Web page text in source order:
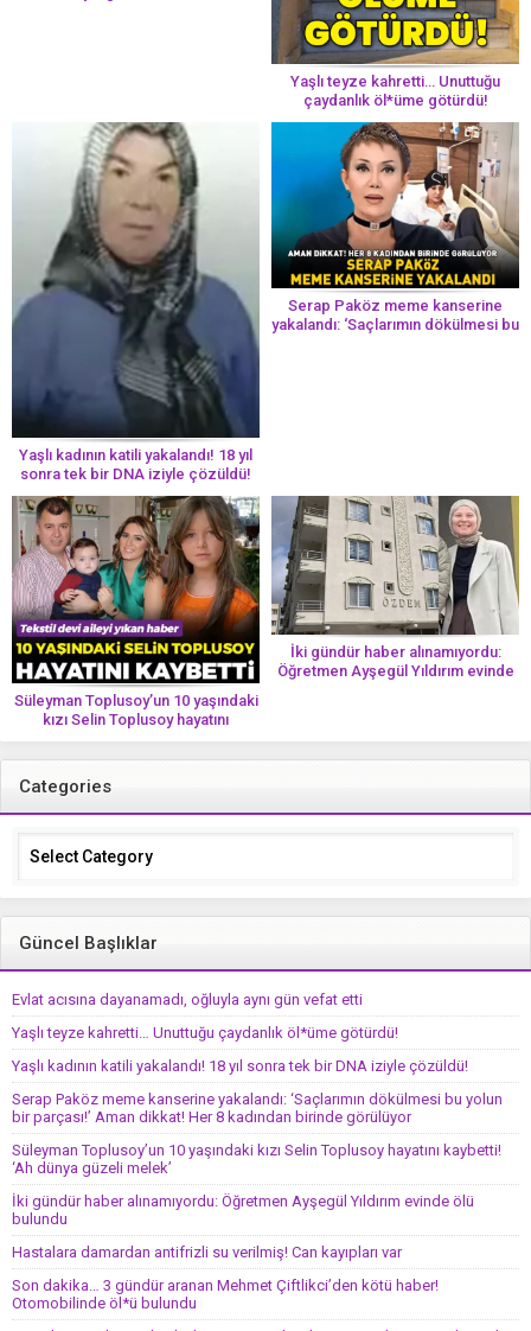
Yaşlı teyze kahretti… Unuttuğu
çaydanlık öl*üme götürdü!
Yaşlı kadının katili yakalandı! 18 yıl
sonra tek bir DNA iziyle çözüldü!
Serap Paköz meme kanserine
yakalandı: ‘Saçlarımın dökülmesi bu
Süleyman Toplusoy’un 10 yaşındaki
kızı Selin Toplusoy hayatını
kaybetti! ‘Ah dünya güzeli melek’
İki gündür haber alınamıyordu:
Öğretmen Ayşegül Yıldırım evinde
Categories
Categories
Güncel Başlıklar
Evlat acısına dayanamadı, oğluyla aynı gün vefat etti
Yaşlı teyze kahretti… Unuttuğu çaydanlık öl*üme götürdü!
Yaşlı kadının katili yakalandı! 18 yıl sonra tek bir DNA iziyle çözüldü!
Serap Paköz meme kanserine yakalandı: ‘Saçlarımın dökülmesi bu yolun
bir parçası!’ Aman dikkat! Her 8 kadından birinde görülüyor
Süleyman Toplusoy’un 10 yaşındaki kızı Selin Toplusoy hayatını kaybetti!
‘Ah dünya güzeli melek’
İki gündür haber alınamıyordu: Öğretmen Ayşegül Yıldırım evinde ölü
bulundu
Hastalara damardan antifrizli su verilmiş! Can kayıpları var
Son dakika… 3 gündür aranan Mehmet Çiftlikci’den kötü haber!
Otomobilinde öl*ü bulundu